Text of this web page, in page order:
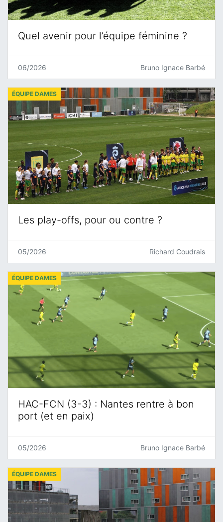
Quel avenir pour l’équipe féminine ?
06/2026 Bruno Ignace Barbé
Les play-offs, pour ou contre ?
ÉQUIPE DAMES
05/2026 Richard Coudrais
HAC-FCN (3-3) : Nantes rentre à bon
port (et en paix)
ÉQUIPE DAMES
05/2026 Bruno Ignace Barbé
ÉQUIPE DAMES